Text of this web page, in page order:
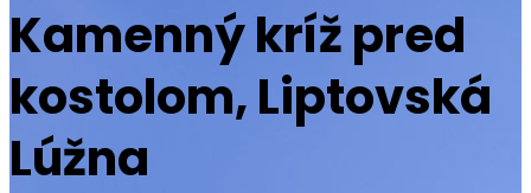
Kamenný kríž pred
kostolom, Liptovská
Lúžna